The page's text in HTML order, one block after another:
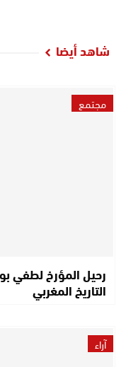
شاهد أيضا
مجتمع
رحيل المؤرخ
التاريخ المغربي
آراء